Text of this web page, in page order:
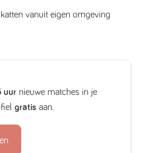
vanuit eigen omgeving
uur nieuwe matches in je
gratis aan.